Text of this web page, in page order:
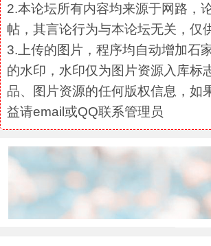
2.本论坛所有内容均来源于网路，
帖，其言论行为与本论坛无关，仅
3.上传的图片，程序均自动增加石
的水印，水印仅为图片资源入库标
品、图片资源的任何版权信息，如
益请email或QQ联系管理员